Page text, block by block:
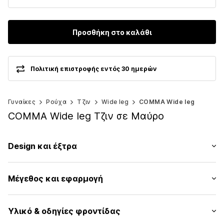
Προσθήκη στο καλάθι
Πολιτική επιστροφής εντός 30 ημερών
Γυναίκες Ρούχα Τζιν Wide leg COMMA Wide leg
COMMA Wide leg Τζιν σε Μαύρο
Design και έξτρα
Τζιν
Colored denim
Διακοσμητικά πετράδια
Μέγεθος και εφαρμογή
Εφαρμογή: Wide leg
Υλικό & οδηγίες φροντίδας